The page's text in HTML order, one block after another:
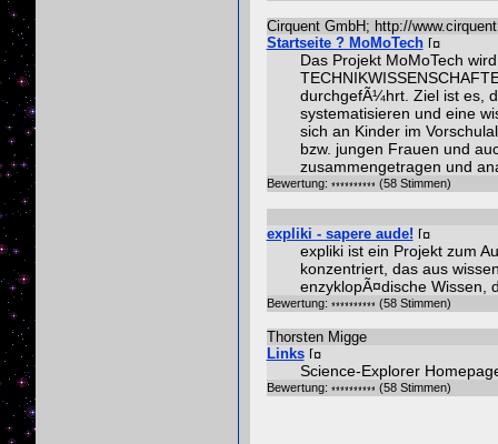
Cirquent GmbH; http://
Startseite ? MoMoTech
Das Projekt MoMoTech
durchgefÃ¼hrt. Ziel ist es,
systematisieren und eine
sich an Kinder im
bzw. jungen Frauen und
zusammengetragen und
Bewertung: (58 Stimmen)
expliki - sapere aude!
expliki ist ein Projekt zum
konzentriert, das aus
enzyklopÃ¤dische Wissen,
Bewertung: (58 Stimmen)
Thorsten Migge
Links
Science-Explorer
Bewertung: (58 Stimmen)